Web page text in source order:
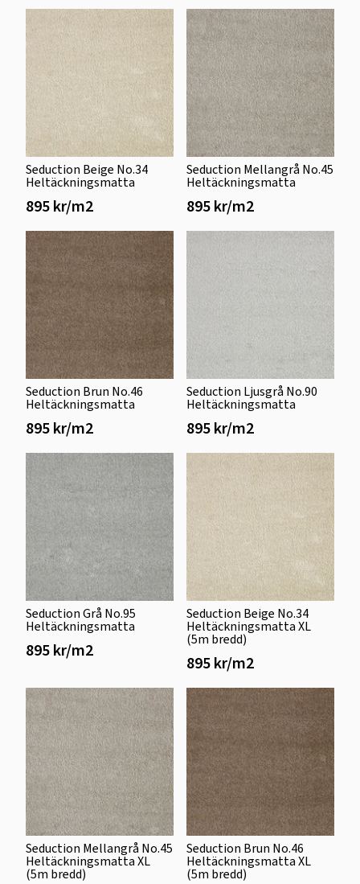
Seduction Beige No.34
Heltäckningsmatta
895 kr/m2
Seduction Mellangrå No.45
Heltäckningsmatta
895 kr/m2
Seduction Brun No.46
Heltäckningsmatta
895 kr/m2
Seduction Ljusgrå No.90
Heltäckningsmatta
895 kr/m2
Seduction Grå No.95
Heltäckningsmatta
895 kr/m2
Seduction Beige No.34
Heltäckningsmatta XL
(5m bredd)
895 kr/m2
Seduction Mellangrå No.45
Heltäckningsmatta XL
(5m bredd)
Seduction Brun No.46
Heltäckningsmatta XL
(5m bredd)